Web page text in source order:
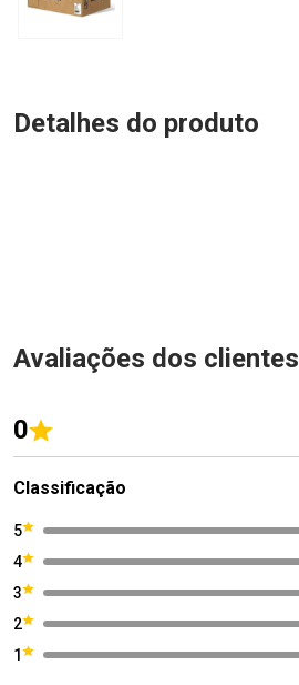
Detalhes do produto
Avaliações dos clientes
0
Classificação
5
4
3
2
1